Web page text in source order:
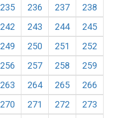
235 236 237
238
242 243 244
245
249 250 251
252
256 257 258
259
263 264 265
266
270 271 272
273